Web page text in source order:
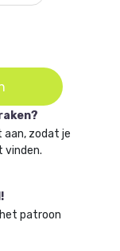
aan, zodat je
vinden.
patroon